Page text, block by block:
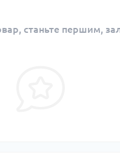
станьте першим,